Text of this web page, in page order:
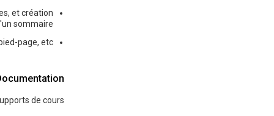
et création
sommaire.
page, etc…
de cours.